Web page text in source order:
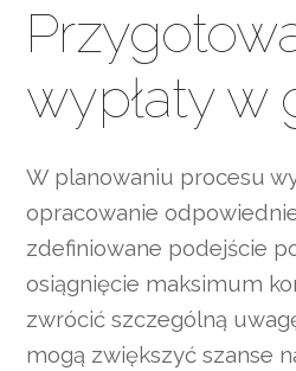
wypłaty w
W planowaniu procesu
opracowanie
zdefiniowane podejście
osiągnięcie maksimum
zwrócić szczególną
mogą zwiększyć szanse